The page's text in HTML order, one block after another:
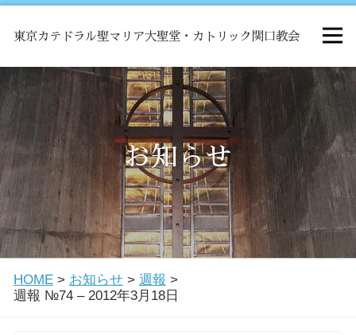
東京カテドラル聖マリア大聖堂・カトリック関口教会
HOME
ミサ
お知らせ
関口教会について
教会学校・中高生会
お知らせ
HOME> お知らせ> 週報 >
週報 №74 – 2012年3月18日